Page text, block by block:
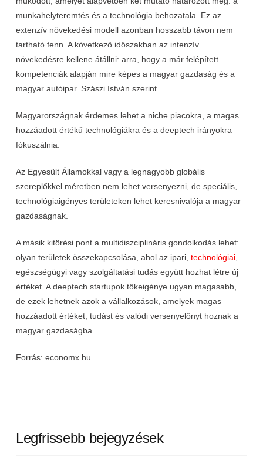
munkahelyteremtés és a technológia behozatala. Ez az
extenzív növekedési modell azonban hosszabb távon nem
tartható fenn. A következő időszakban az intenzív
növekedésre kellene átállni: arra, hogy a már felépített
kompetenciák alapján mire képes a magyar gazdaság és a
magyar autóipar. Szászi István szerint
Magyarországnak érdemes lehet a niche piacokra, a magas
hozzáadott értékű technológiákra és a deeptech irányokra
fókuszálnia.
Az Egyesült Államokkal vagy a legnagyobb globális
szereplőkkel méretben nem lehet versenyezni, de speciális,
technológiaigényes területeken lehet keresnivalója a magyar
gazdaságnak.
A másik kitörési pont a multidiszciplináris gondolkodás lehet:
olyan területek összekapcsolása, ahol az ipari, technológiai,
egészségügyi vagy szolgáltatási tudás együtt hozhat létre új
értéket. A deeptech startupok tőkeigénye ugyan magasabb,
de ezek lehetnek azok a vállalkozások, amelyek magas
hozzáadott értéket, tudást és valódi versenyelőnyt hoznak a
magyar gazdaságba.
Forrás: economx.hu
Legfrissebb bejegyzések